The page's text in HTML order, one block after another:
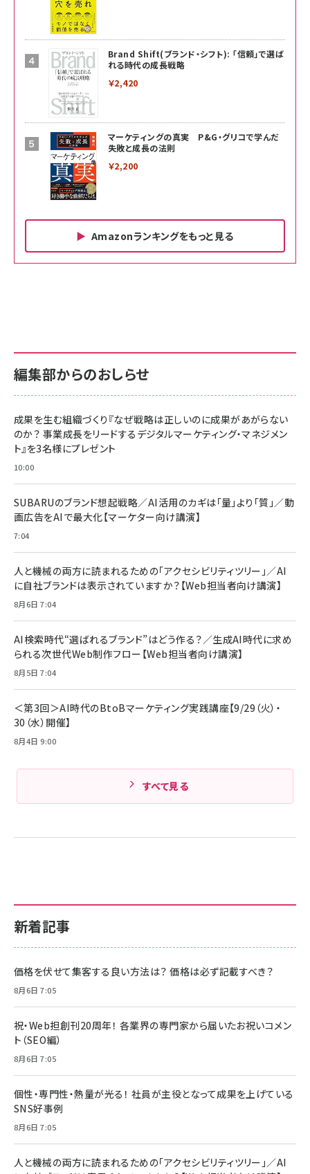
Brand Shift(ブランド・シフト): 「信頼」で選ば
れる時代の成長戦略
￥2,420
マーケティングの真実 P&G・グリコで学んだ
失敗と成長の法則
￥2,200
Amazonランキングをもっと見る
￥880
anan(アンアン)2026/06/24号 No.2500増刊
スペシャルエディション[王道エンタメの矜持／
￥1,100
anan(アンアン)2026/07/08号 No.2502[2026
￥880
ママ投資家が育休中に１億貯めた株式投資
組織の成果を最大化する ルールのデザイン
￥1,980
Amazonランキングをもっと見る
サポート正規品 メーカー保証5年 KLMEA128G
NIMASO ガラスフィルム iPhone 17 用 保護フィ
すい ガイド枠付き いPhone17 (6.3インチ) 対応
2枚セット DSP25F1698
￥1,599
￥6,980
全ワイヤレスイヤホン/アクティブノイズキャンセリ
技術基準適合】ブラック
￥5,990
ケーブル Anker絡まないケーブル 240W 結束バン
ド付き USB PD対応 シリコン素材採用 iPhone
17 / 16 / 15 / Galaxy iPad Pro MacBook
Pro/Air 各種対応 (1.8m ミッドナイトブラック)
￥1,890
サポート正規品 メーカー保証5年 KLMEA128G
Amazon eギフトカード - Amazonロゴ - クラ
￥5,000
Anker PowerLine III Flow USB-C & USB-C
Pro/Air 各種対応 (1.8m ミッドナイトブラック)
￥1,890
サッポロ 生ビール 黒ラベル 350ml 缶 24本 ビー
ル ケース買い【6/30応募〆切! 黒ラベルビヤセラー
￥4,857
新着記事
価格を伏せて集客する良い方法は？ 価格は必ず記載すべき？
8月6日 7:05
祝・Web担創刊20周年！ 各業界の専門家から届いたお祝いコメン
ト（SEO編）
8月6日 7:05
個性・専門性・熱量が光る！ 社員が主役となって成果を上げている
SNS好事例
8月6日 7:05
人と機械の両方に読まれるための「アクセシビリティツリー」／AI
編集部からのおしらせ
成果を生む組織づくり『なぜ戦略は正しいのに成果があがらない
のか？ 事業成長をリードするデジタルマーケティング・マネジメン
ト』を3名様にプレゼント
10:00
SUBARUのブランド想起戦略／AI活用のカギは「量」より「質」／動
画広告をAIで最大化【マーケター向け講演】
7:04
人と機械の両方に読まれるための「アクセシビリティツリー」／AI
に自社ブランドは表示されていますか？【Web担当者向け講演】
8月6日 7:04
AI検索時代“選ばれるブランド”はどう作る？／生成AI時代に求め
られる次世代Web制作フロー【Web担当者向け講演】
8月5日 7:04
＜第3回＞AI時代のBtoBマーケティング実践講座【9/29（火）・
30（水）開催】
8月4日 9:00
すべて見る